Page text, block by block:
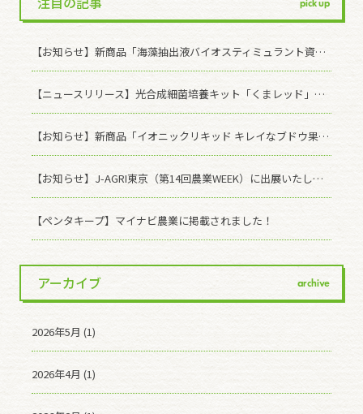
【お知らせ】新商品「海藻抽出液バイオスティミュラント資材 ASCOMAX」発売記念！ 有償モニター様を募集いたします(※受付終了しました)
【ニュースリリース】光合成細菌培養キット「くまレッド」を販売開始
【お知らせ】新商品「イオニックリキッド キレイなブドウ果皮」発売のお知らせ
【お知らせ】J-AGRI東京（第14回農業WEEK）に出展いたします！
【ペンタキープ】マイナビ農業に掲載されました！
アーカイブ archive
2026年5月 (1)
2026年4月 (1)